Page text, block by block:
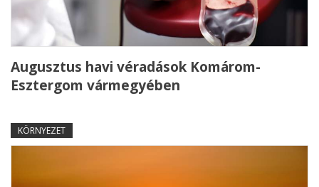
Augusztus havi véradások Komárom-
Esztergom vármegyében
KÖRNYEZET